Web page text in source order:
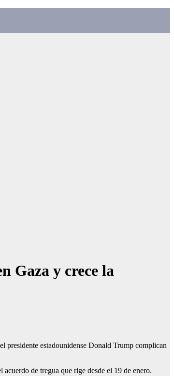
Gaza y crece la
presidente estadounidense Donald Trump complican
de tregua que rige desde el 19 de enero.